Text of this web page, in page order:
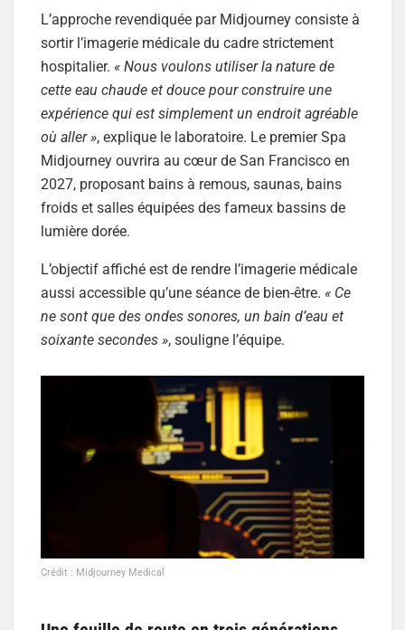
L’approche revendiquée par Midjourney consiste à
sortir l’imagerie médicale du cadre strictement
hospitalier. « Nous voulons utiliser la nature de
cette eau chaude et douce pour construire une
expérience qui est simplement un endroit agréable
où aller », explique le laboratoire. Le premier Spa
Midjourney ouvrira au cœur de San Francisco en
2027, proposant bains à remous, saunas, bains
froids et salles équipées des fameux bassins de
lumière dorée.
L’objectif affiché est de rendre l’imagerie médicale
aussi accessible qu’une séance de bien-être. « Ce
ne sont que des ondes sonores, un bain d’eau et
soixante secondes », souligne l’équipe.
Crédit : Midjourney Medical